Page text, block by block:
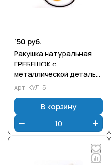
150 руб.
Ракушка натуральная
ГРЕБЕШОК с
металлической деталью
на шнурке
Арт. КУЛ-5
В корзину